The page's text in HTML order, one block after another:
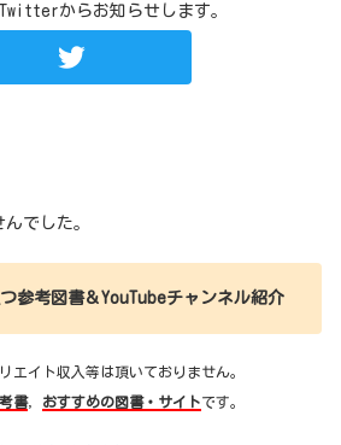
からお知らせします。
でした。
参考図書＆YouTubeチャンネル紹介
エイト収入等は頂いておりません。
書， おすすめの図書・サイトです。